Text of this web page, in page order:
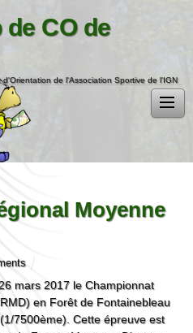
CO de
de l'Association Sportive de l'IGN
Moyenne
mars 2017 le Championnat
en Forêt de Fontainebleau
7500ème). Cette épreuve est